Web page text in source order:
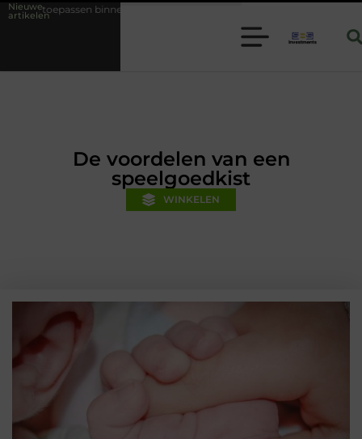
Nieuwe
artikelen
moderne folie techniek
De voordelen van een
speelgoedkist
WINKELEN